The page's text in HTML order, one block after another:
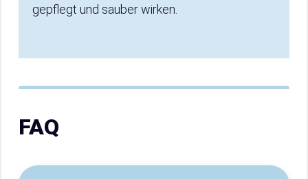
gepflegt und sauber wirken.
FAQ